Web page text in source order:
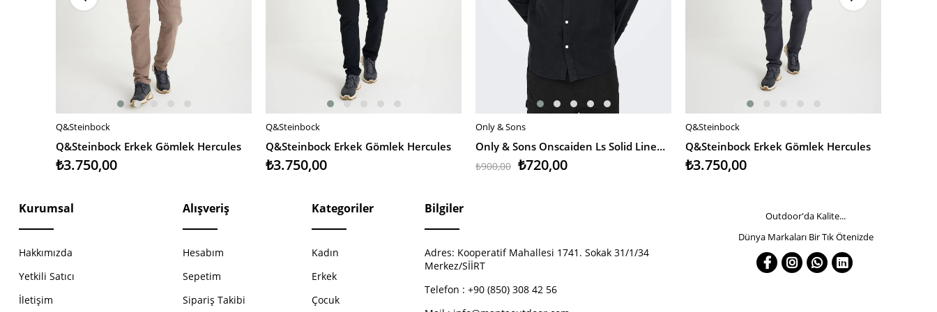
SEPETE EKLE
Q&Steinbock
Q&Steinbock Erkek Gömlek Hercules
₺3.750,00
SEPETE EKLE
Q&Steinbock
Q&Steinbock Erkek Gömlek Hercules
₺3.750,00
SEPETE EKLE
Only & Sons
Only & Sons Onscaiden Ls Solid Linen Shirt Noos Erkek Gömlek
₺720,00
₺900,00
SEPETE EKLE
Q&Steinbock
Q&Steinbock Erkek Gömlek Hercules
₺3.750,00
Kurumsal
Hakkımızda
Yetkili Satıcı
İletişim
Alışveriş
Hesabım
Sepetim
Sipariş Takibi
Kategoriler
Kadın
Erkek
Çocuk
Bilgiler
Adres: Kooperatif Mahallesi 1741. Sokak 31/1/34
Merkez/SİİRT
Telefon : +90 (850) 308 42 56
Outdoor'da Kalite...
Dünya Markaları Bir Tık Ötenizde